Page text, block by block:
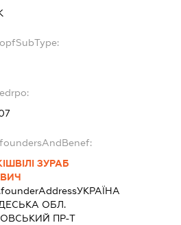
ЗУРАБ
УКРАЇНА
ОБЛ.
ПР-Т